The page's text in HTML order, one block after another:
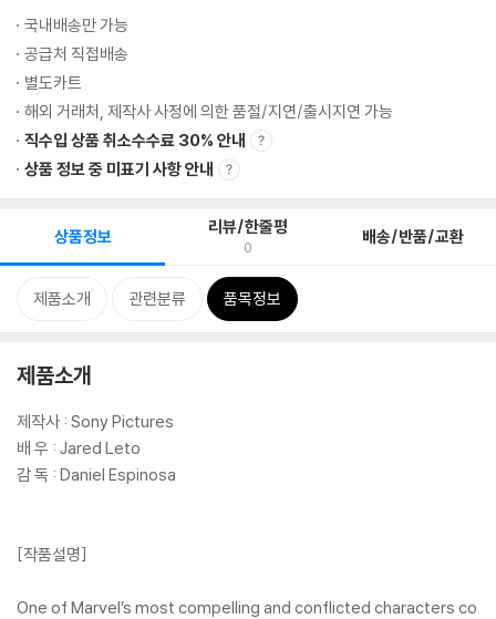
국내배송만 가능
공급처 직접배송
별도카트
해외 거래처, 제작사 사정에 의한 품절/지연/출시지연 가능
직수입 상품 취소수수료 30% 안내
상품 정보 중 미표기 사항 안내
상품정보 리뷰/한줄평
0 배송/반품/교환
제품소개 관련분류 품목정보
제품소개
제작사 : Sony Pictures
배 우 : Jared Leto
감 독 : Daniel Espinosa
[작품설명]
One of Marvel’s most compelling and conflicted characters co